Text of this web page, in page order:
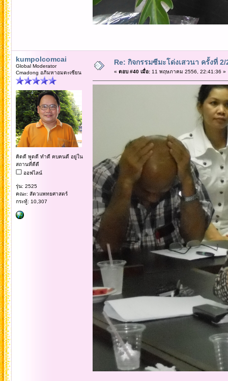
kumpolcomcai
Global Moderator
Cmadong อภิมหาอมตะเซียน
คิดดี พูดดี ทำดี คบคนดี อยู่ใน
สถานที่ดีดี
ออฟไลน์
รุ่น: 2525
คณะ: สัตวแพทยศาสตร์
กระทู้: 10,307
Re: กิจกรรมซีมะโด่งเสวนา ครั้งที่
« ตอบ #40 เมื่อ:11 พฤษภาคม 2556, 22:41:36 »